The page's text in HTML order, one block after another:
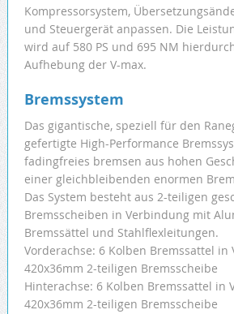
Kompressorsystem,
und Steuergerät anpassen. Die
wird auf 580 PS und 695 NM
Aufhebung der V-max.
Bremssystem
Das gigantische, speziell für den
gefertigte High-Performance
fadingfreies bremsen aus hohen
einer gleichbleibenden enormen
Das System besteht aus 2-teiligen
Bremsscheiben in Verbindung mit
Bremssättel und Stahlflexleitungen.
Vorderachse: 6 Kolben Bremssattel
420x36mm 2-teiligen Bremsscheibe
Hinterachse: 6 Kolben Bremssattel in
420x36mm 2-teiligen Bremsscheibe